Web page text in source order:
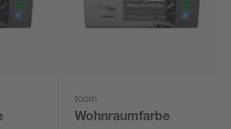
toom
Wohnraumfarbe